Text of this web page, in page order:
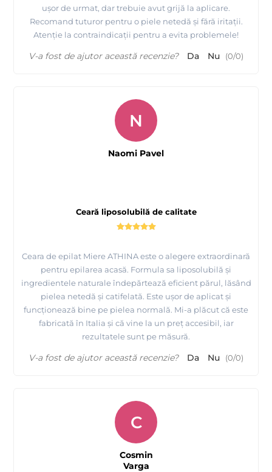
ușor de urmat, dar trebuie avut grijă la aplicare.
Recomand tuturor pentru o piele netedă și fără iritații.
Atenție la contraindicații pentru a evita problemele!
V-a fost de ajutor această recenzie? Da Nu (0/0)
Ceară liposolubilă de calitate
Ceara de epilat Miere ATHINA este o alegere extraordinară
pentru epilarea acasă. Formula sa liposolubilă și
ingredientele naturale îndepărtează eficient părul, lăsând
pielea netedă și catifelată. Este ușor de aplicat și
funcționează bine pe pielea normală. Mi-a plăcut că este
fabricată în Italia și că vine la un preț accesibil, iar
rezultatele sunt pe măsură.
N
Naomi Pavel
V-a fost de ajutor această recenzie? Da Nu (0/0)
C
Cosmin
Varga